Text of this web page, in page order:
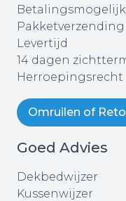
Levertijd
14 dagen
Herroepingsrecht
Omruilen of
Goed Advies
Dekbedwijzer
Kussenwijzer